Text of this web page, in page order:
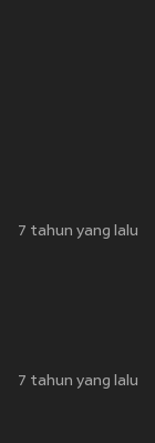
7 tahun yang lalu
7 tahun yang lalu